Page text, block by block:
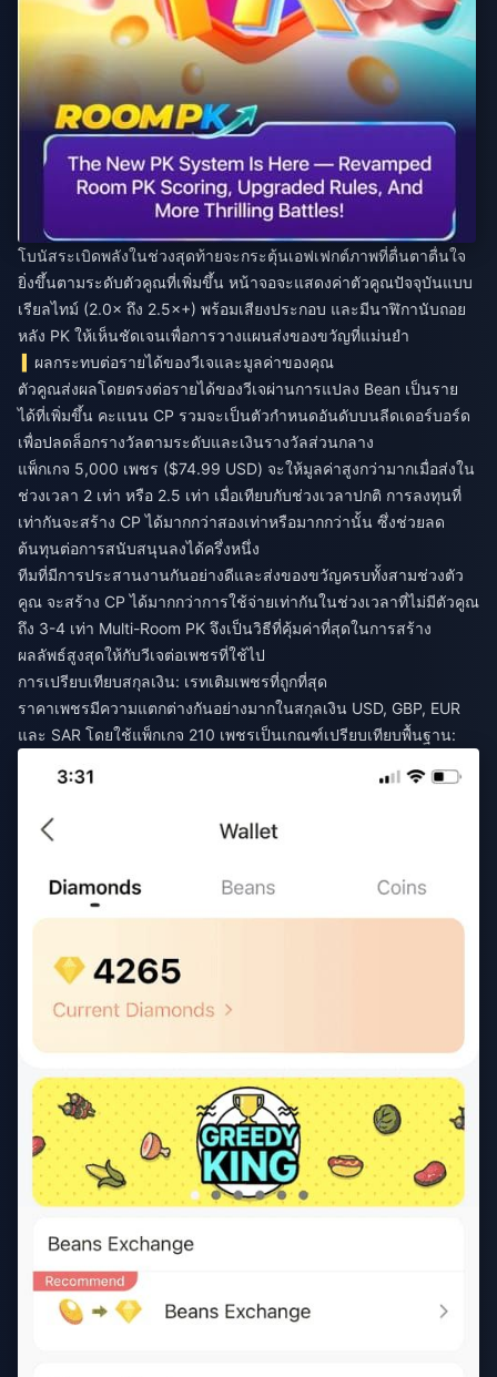
โบนัสระเบิดพลังในช่วงสุดท้ายจะกระตุ้นเอฟเฟกต์ภาพที่ตื่นตาตื่นใจ
ยิ่งขึ้นตามระดับตัวคูณที่เพิ่มขึ้น หน้าจอจะแสดงค่าตัวคูณปัจจุบันแบบ
เรียลไทม์ (2.0× ถึง 2.5×+) พร้อมเสียงประกอบ และมีนาฬิกานับถอย
หลัง PK ให้เห็นชัดเจนเพื่อการวางแผนส่งของขวัญที่แม่นยำ
ผลกระทบต่อรายได้ของวีเจและมูลค่าของคุณ
ตัวคูณส่งผลโดยตรงต่อรายได้ของวีเจผ่านการแปลง Bean เป็นราย
ได้ที่เพิ่มขึ้น คะแนน CP รวมจะเป็นตัวกำหนดอันดับบนลีดเดอร์บอร์ด
เพื่อปลดล็อกรางวัลตามระดับและเงินรางวัลส่วนกลาง
แพ็กเกจ 5,000 เพชร ($74.99 USD) จะให้มูลค่าสูงกว่ามากเมื่อส่งใน
ช่วงเวลา 2 เท่า หรือ 2.5 เท่า เมื่อเทียบกับช่วงเวลาปกติ การลงทุนที่
เท่ากันจะสร้าง CP ได้มากกว่าสองเท่าหรือมากกว่านั้น ซึ่งช่วยลด
ต้นทุนต่อการสนับสนุนลงได้ครึ่งหนึ่ง
ทีมที่มีการประสานงานกันอย่างดีและส่งของขวัญครบทั้งสามช่วงตัว
คูณ จะสร้าง CP ได้มากกว่าการใช้จ่ายเท่ากันในช่วงเวลาที่ไม่มีตัวคูณ
ถึง 3-4 เท่า Multi-Room PK จึงเป็นวิธีที่คุ้มค่าที่สุดในการสร้าง
ผลลัพธ์สูงสุดให้กับวีเจต่อเพชรที่ใช้ไป
การเปรียบเทียบสกุลเงิน: เรทเติมเพชรที่ถูกที่สุด
ราคาเพชรมีความแตกต่างกันอย่างมากในสกุลเงิน USD, GBP, EUR
และ SAR โดยใช้แพ็กเกจ 210 เพชรเป็นเกณฑ์เปรียบเทียบพื้นฐาน: